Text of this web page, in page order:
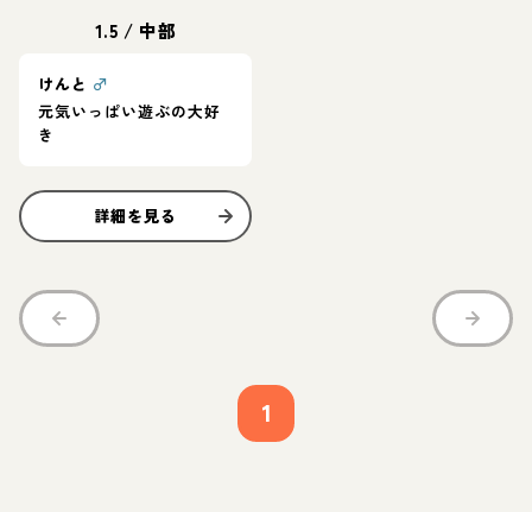
1.5 / 中部
けんと ♂
元気いっぱい遊ぶの大好
き
詳細を見る
1